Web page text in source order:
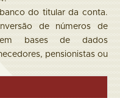
do titular da conta.
de números de
em bases de dados
pensionistas ou